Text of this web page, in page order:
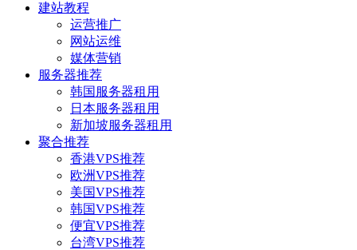
建站教程
运营推广
网站运维
媒体营销
服务器推荐
韩国服务器租用
日本服务器租用
新加坡服务器租用
聚合推荐
香港VPS推荐
欧洲VPS推荐
美国VPS推荐
韩国VPS推荐
便宜VPS推荐
台湾VPS推荐